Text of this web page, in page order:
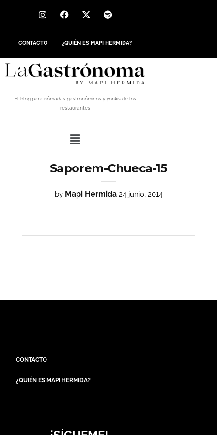
CONTACTO ¿QUIÉN ES MAPI HERMIDA?
El blog para nómadas gastronómicos y yonkis de los
restaurantes
Saporem-Chueca-15
by Mapi Hermida 24 junio, 2014
CONTACTO
¿QUIÉN ES MAPI HERMIDA?